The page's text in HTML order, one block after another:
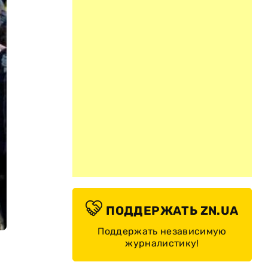
ПОДДЕРЖАТЬ ZN.UA
Поддержать независимую
журналистику!